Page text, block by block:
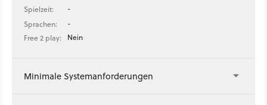
Spielzeit:
-
Sprachen:
-
Free 2 play:
Nein
Minimale Systemanforderungen